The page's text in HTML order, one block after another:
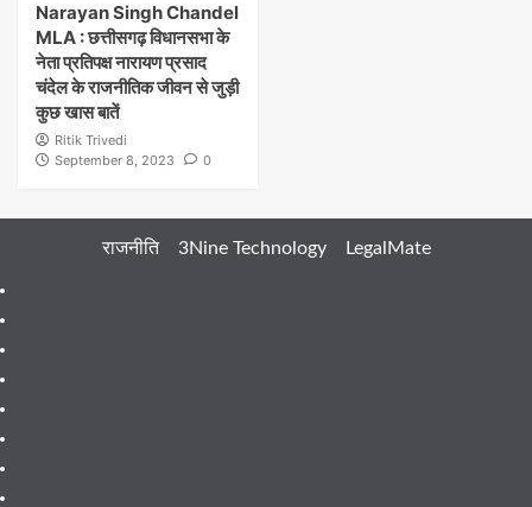
Narayan Singh Chandel
MLA : छत्तीसगढ़ विधानसभा के
नेता प्रतिपक्ष नारायण प्रसाद
चंदेल के राजनीतिक जीवन से जुड़ी
कुछ खास बातें
Ritik Trivedi
September 8, 2023
0
राजनीति 3Nine Technology LegalMate